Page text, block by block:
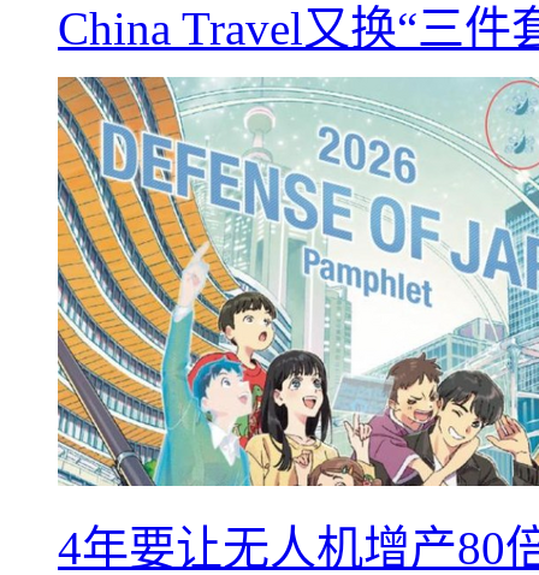
China Travel又换“三
4年要让无人机增产80